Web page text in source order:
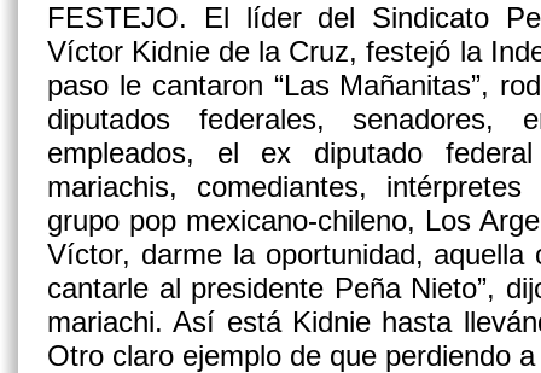
FESTEJO. El líder del Sindicato
Víctor Kidnie de la Cruz, festejó la
paso le cantaron “Las Mañanitas”,
diputados federales, senadores,
empleados, el ex diputado
mariachis, comediantes,
grupo pop mexicano-chileno, Los
Víctor, darme la oportunidad, aquella
cantarle al presidente Peña Nieto”,
mariachi. Así está Kidnie hasta
Otro claro ejemplo de que perdiendo